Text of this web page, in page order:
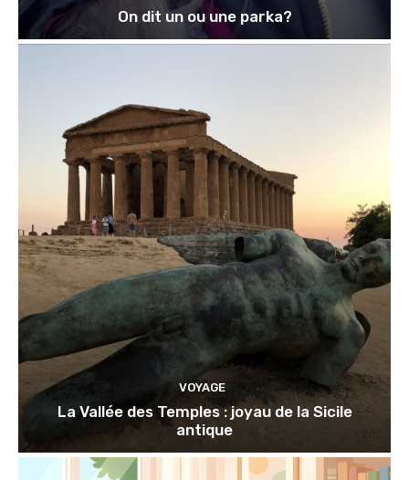
On dit un ou une parka?
VOYAGE
La Vallée des Temples : joyau de la Sicile
antique